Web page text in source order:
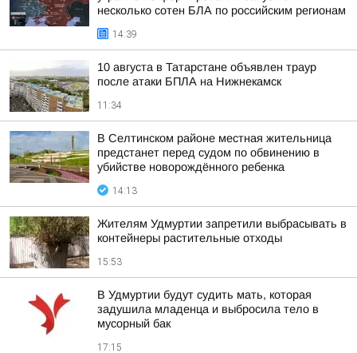
несколько сотен БЛА по российским регионам
14:39
10 августа в Татарстане объявлен траур
после атаки БПЛА на Нижнекамск
11:34
В Селтинском районе местная жительница
предстанет перед судом по обвинению в
убийстве новорождённого ребенка
14:13
Жителям Удмуртии запретили выбрасывать в
контейнеры растительные отходы
15:53
В Удмуртии будут судить мать, которая
задушила младенца и выбросила тело в
мусорный бак
17:15